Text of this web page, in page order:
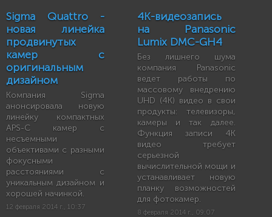
Sigma Quattro -
новая линейка
продвинутых
камер с
оригинальным
дизайном
Компания Sigma
анонсировала новую
линейку компактных
APS-C камер с
несъемными
объективами с разными
фокусными
расстояниями с
уникальным дизайном и
хорошей начинкой.
12 февраля 2014 г., 10:37
4K-видеозапись
на Panasonic
Lumix DMC-GH4
Без лишнего шума
компания Panasonic
ведет работы по
массовому внедрению
UHD (4K) видео в свои
продукты: телевизоры,
камеры и так далее.
Функция записи 4K
видео требует
серьезной
вычислительной мощи и
устанавливает новую
планку возможностей
для фотокамер.
8 февраля 2014 г., 09:07